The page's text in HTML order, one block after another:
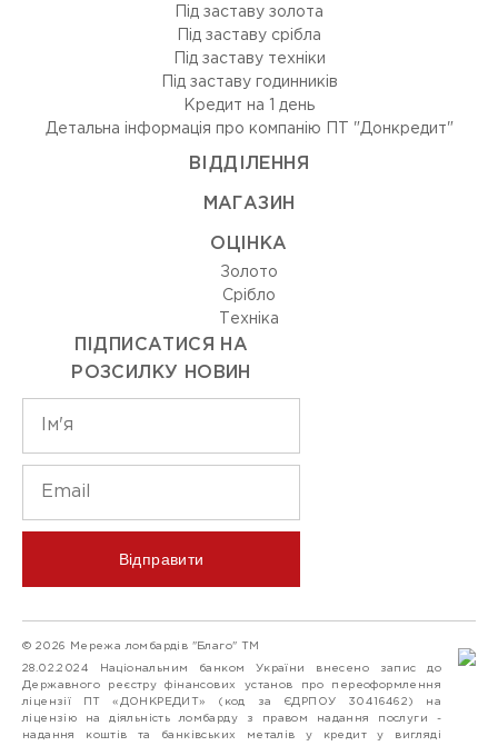
Під заставу золота
Під заставу срібла
Під заставу техніки
Під заставу годинників
Кредит на 1 день
Детальна інформація про компанію ПТ "Донкредит"
ВIДДIЛЕННЯ
МАГАЗИН
ОЦIНКА
Золото
Срiбло
Технiка
ПІДПИСАТИСЯ НА
РОЗСИЛКУ НОВИН
Відправити
© 2026 Мережа ломбардів "Благо" ТМ
28.02.2024 Національним банком України внесено запис до
Державного реєстру фінансових установ про переоформлення
ліцензії ПТ «ДОНКРЕДИТ» (код за ЄДРПОУ 30416462) на
ліцензію на діяльність ломбарду з правом надання послуги -
надання коштів та банківських металів у кредит у вигляді